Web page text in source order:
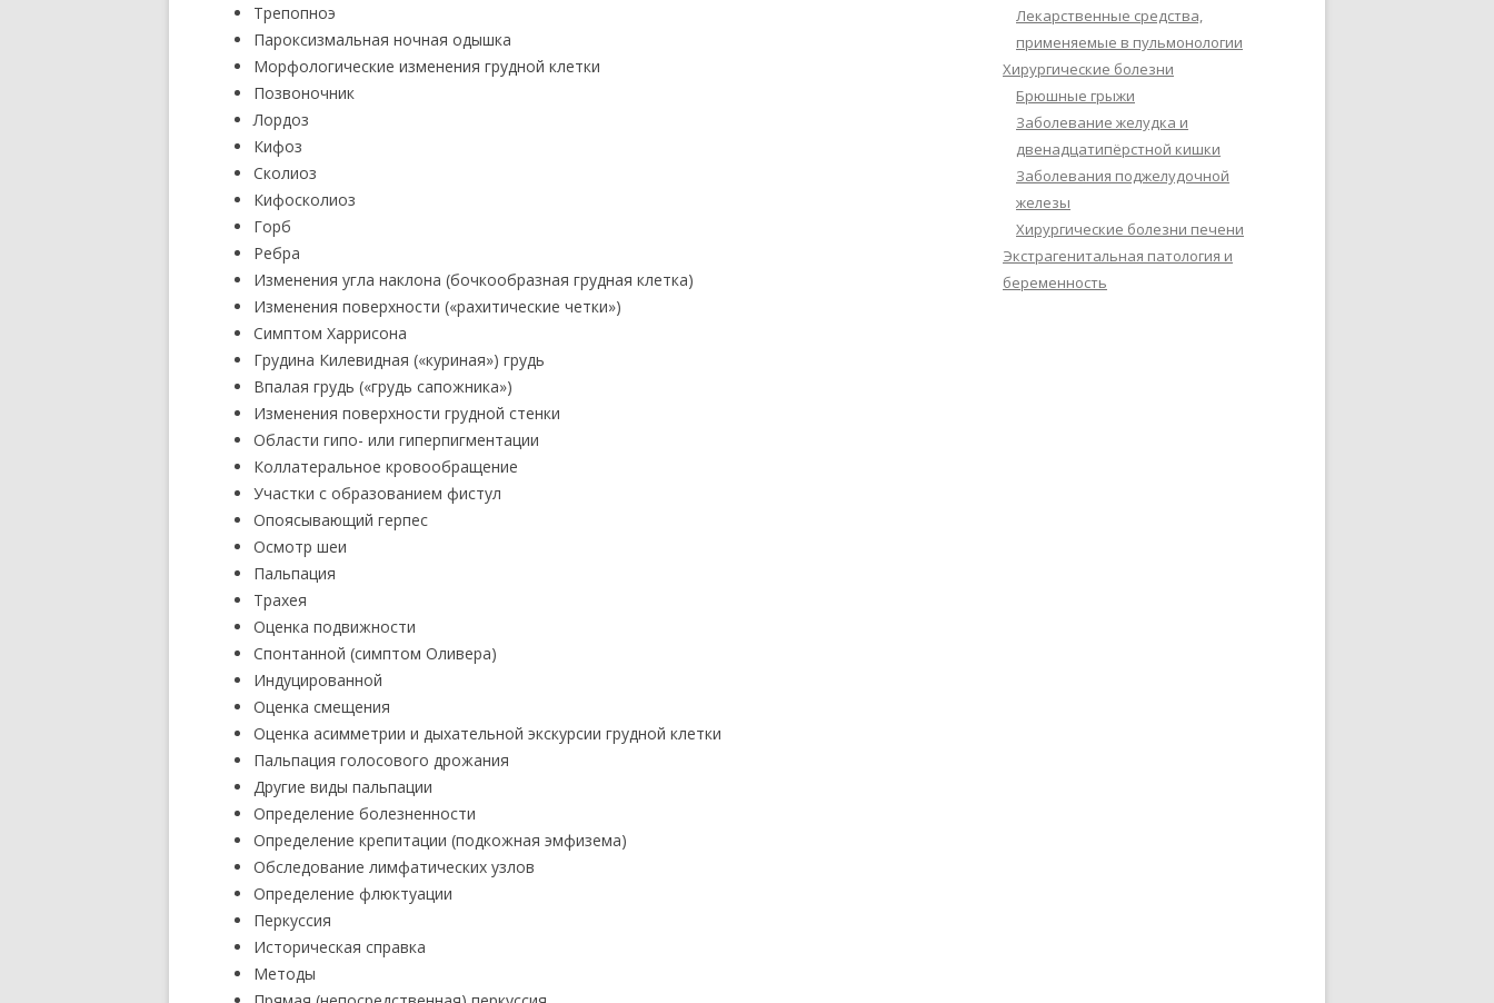
Трепопноэ
Пароксизмальная ночная одышка
Морфологические изменения грудной клетки
Позвоночник
Лордоз
Кифоз
Сколиоз
Кифосколиоз
Горб
Ребра
Изменения угла наклона (бочкообразная грудная клетка)
Изменения поверхности («рахитические четки»)
Симптом Харрисона
Грудина Килевидная («куриная») грудь
Впалая грудь («грудь сапожника»)
Изменения поверхности грудной стенки
Области гипо- или гиперпигментации
Коллатеральное кровообращение
Участки с образованием фистул
Опоясывающий герпес
Осмотр шеи
Пальпация
Трахея
Оценка подвижности
Спонтанной (симптом Оливера)
Индуцированной
Оценка смещения
Оценка асимметрии и дыхательной экскурсии грудной клетки
Пальпация голосового дрожания
Другие виды пальпации
Определение болезненности
Определение крепитации (подкожная эмфизема)
Обследование лимфатических узлов
Определение флюктуации
Перкуссия
Историческая справка
Методы
Лекарственные средства,
применяемые в пульмонологии
Хирургические болезни
Брюшные грыжи
Заболевание желудка и
двенадцатипёрстной кишки
Заболевания поджелудочной
железы
Хирургические болезни печени
Экстрагенитальная патология и
беременность